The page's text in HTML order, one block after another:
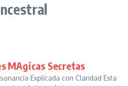
MAgicas Secretas
Explicada con Claridad Esta